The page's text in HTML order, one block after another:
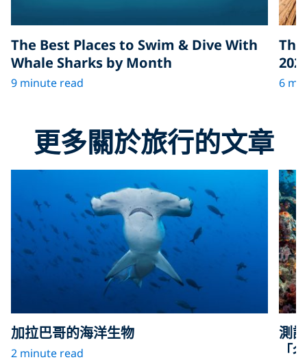
The Best Places to Swim & Dive With
Whale Sharks by Month
9 minute read 6
更多關於旅行的文章
加拉巴哥的海洋生物
2 minute read
測
「